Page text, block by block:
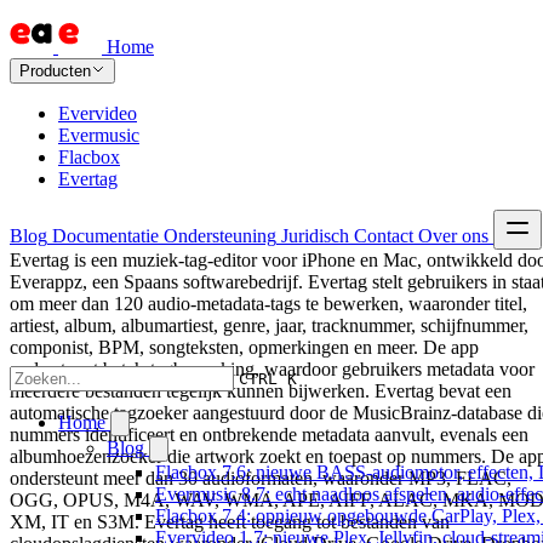
Home
Producten
Evervideo
Evermusic
Flacbox
Evertag
Blog Documentatie Ondersteuning Juridisch Contact Over ons
CTRL K
Home
Blog
Flacbox 7.6: nieuwe BASS-audiomotor, effecten,
Evermusic 8.7: echt naadloos afspelen, audio-
Flacbox 7.4: opnieuw opgebouwde CarPlay,
Evervideo 1.7: nieuwe Plex, Jellyfin, cloud-
Evertag is een muziek-tag-editor voor iPhone en Mac, ontwikkeld
Everappz, een Spaans softwarebedrijf. Evertag stelt gebruikers in
om meer dan 120 audio-metadata-tags te bewerken, waaronder titel,
artiest, album, albumartiest, genre, jaar, tracknummer, schijfnummer,
componist, BPM, songteksten, opmerkingen en meer. De app
ondersteunt batch-tagbewerking, waardoor gebruikers metadata voor
meerdere bestanden tegelijk kunnen bijwerken. Evertag bevat een
automatische tagzoeker aangestuurd door de MusicBrainz-database
nummers identificeert en ontbrekende metadata aanvult, evenals een
albumhoezenzoeker die artwork zoekt en toepast op nummers. De
ondersteunt meer dan 30 audioformaten, waaronder MP3, FLAC,
OGG, OPUS, M4A, WAV, WMA, APE, AIFF, ALAC, MKA,
XM, IT en S3M. Evertag heeft toegang tot bestanden van